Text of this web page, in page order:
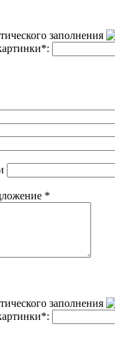
заполнения
*:
*
заполнения
*: